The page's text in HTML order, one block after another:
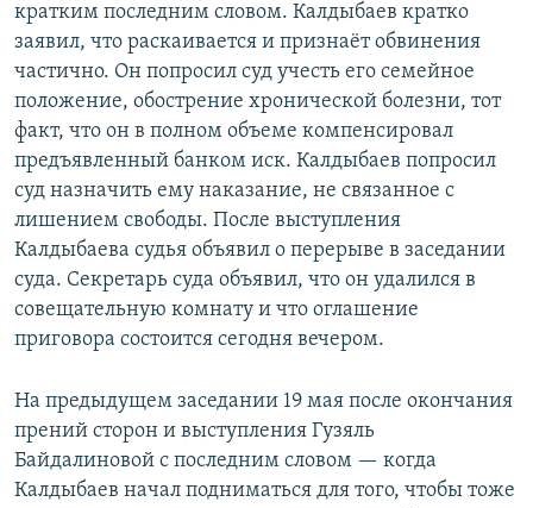
кратким последним словом. Калдыбаев кратко
заявил, что раскаивается и признаёт обвинения
частично. Он попросил суд учесть его семейное
положение, обострение хронической болезни, тот
факт, что он в полном объеме компенсировал
предъявленный банком иск. Калдыбаев попросил
суд назначить ему наказание, не связанное с
лишением свободы. После выступления
Калдыбаева судья объявил о перерыве в заседании
суда. Секретарь суда объявил, что он удалился в
совещательную комнату и что оглашение
приговора состоится сегодня вечером.
На предыдущем заседании 19 мая после окончания
прений сторон и выступления Гузяль
Байдалиновой с последним словом — когда
Калдыбаев начал подниматься для того, чтобы тоже